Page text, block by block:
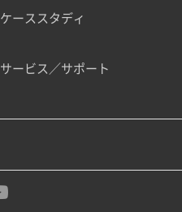
ケーススタディ
サービス／サポート